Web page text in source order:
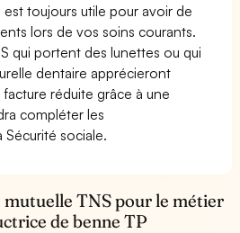
toujours utile pour avoir de
lors de vos soins courants.
qui portent des lunettes ou qui
dentaire apprécieront
réduite grâce à une
compléter les
sociale.
mutuelle TNS pour le métier
de benne TP